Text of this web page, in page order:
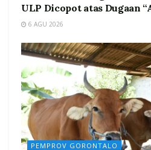
ULP Dicopot atas Dugaan
6 AGU 2026
PEMPROV GORONTALO